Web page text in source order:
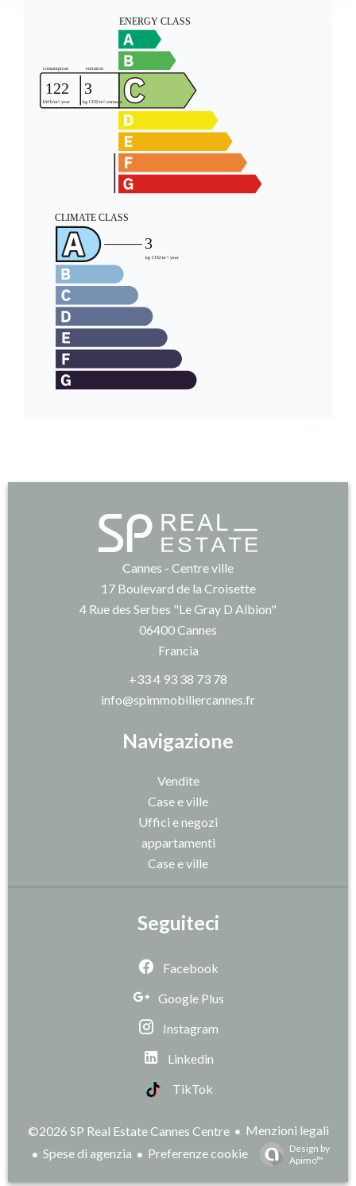
Navigazione
Vendite
Case e ville
Uffici e negozi
appartamenti
Case e ville
Cannes - Centre ville
17 Boulevard de la Croisette
4 Rue des Serbes "Le Gray D Albion"
06400Cannes
Francia
+33 4 93 38 73 78
info@spimmobiliercannes.fr
Seguiteci
Facebook
Google Plus
Instagram
Linkedin
TikTok
©2026 SP Real Estate Cannes Centre
Menzioni legali
Spese di agenzia
Preferenze cookie
Design by
Apimo™